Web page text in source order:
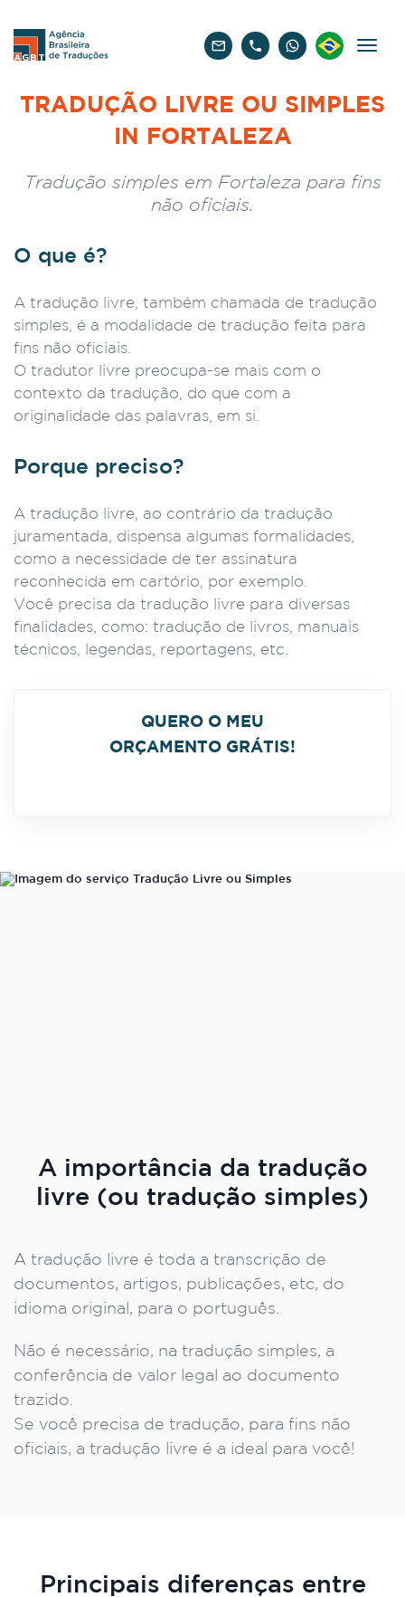
TRADUÇÃO LIVRE OU SIMPLES
IN FORTALEZA
Tradução simples em Fortaleza para fins
não oficiais.
O que é?
A tradução livre, também chamada de tradução
simples, é a modalidade de tradução feita para
fins não oficiais.
O tradutor livre preocupa-se mais com o
contexto da tradução, do que com a
originalidade das palavras, em si.
Porque preciso?
A tradução livre, ao contrário da tradução
juramentada, dispensa algumas formalidades,
como a necessidade de ter assinatura
reconhecida em cartório, por exemplo.
Você precisa da tradução livre para diversas
finalidades, como: tradução de livros, manuais
técnicos, legendas, reportagens, etc.
QUERO O MEU
ORÇAMENTO GRÁTIS!
A importância da tradução
livre (ou tradução simples)
A tradução livre é toda a transcrição de
documentos, artigos, publicações, etc, do
idioma original, para o português.
Não é necessário, na tradução simples, a
conferência de valor legal ao documento
trazido.
Se você precisa de tradução, para fins não
oficiais, a tradução livre é a ideal para você!
Principais diferenças entre